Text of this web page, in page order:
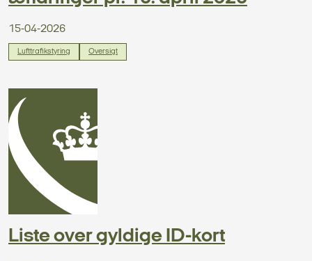
15-04-2026
Lufttrafikstyring Oversigt
Liste over gyldige ID-kort